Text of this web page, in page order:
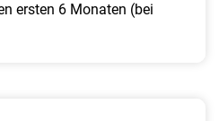
ersten 6 Monaten (bei